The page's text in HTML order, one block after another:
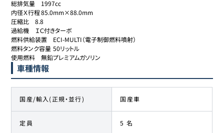
総排気量	1997cc
内径Ｘ行程	85.0mm×88.0mm
圧縮比	8.8
過給機	ＩＣ付きターボ
燃料供給装置	ECI-MULTI（電子制御燃料噴射）
燃料タンク容量	50リットル
使用燃料	無鉛プレミアムガソリン
車種情報
国産/輸入(正規・並行) 国産車
定員 5 名